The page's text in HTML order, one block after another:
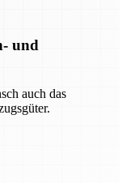
und
auch das